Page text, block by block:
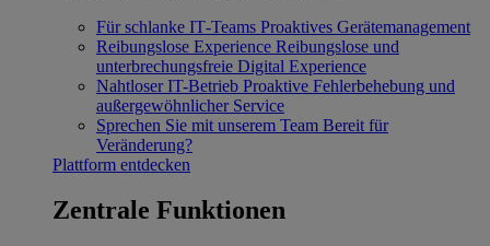
Für schlanke IT‐Teams Proaktives Gerätemanagement
Reibungslose Experience Reibungslose und
unterbrechungsfreie Digital Experience
Nahtloser IT-Betrieb Proaktive Fehlerbehebung und
außergewöhnlicher Service
Sprechen Sie mit unserem Team Bereit für
Veränderung?
Plattform entdecken
Zentrale Funktionen